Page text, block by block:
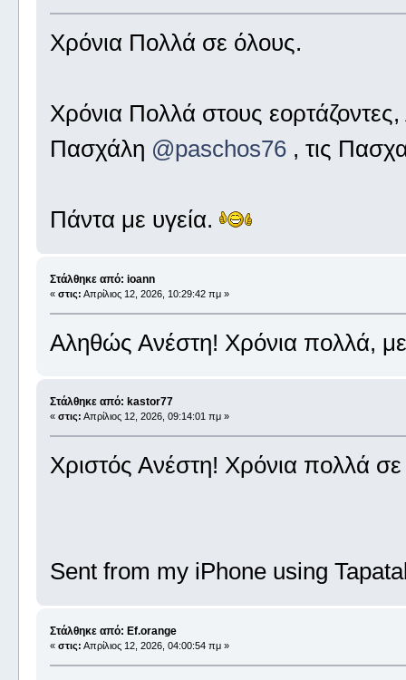
Χρόνια Πολλά σε όλους.
Χρόνια Πολλά στους
Πασχάλη @paschos76, τις
Πάντα με υγεία.
Στάλθηκε από: ioann
« στις: Απρίλιος 12, 2026, 10:29:42 πμ »
Αληθώς Ανέστη! Χρόνια πολλά,
Στάλθηκε από: kastor77
« στις: Απρίλιος 12, 2026, 09:14:01 πμ »
Χριστός Ανέστη! Χρόνια πολλά σε
Sent from my iPhone using
Στάλθηκε από: Ef.orange
« στις: Απρίλιος 12, 2026, 04:00:54 πμ »